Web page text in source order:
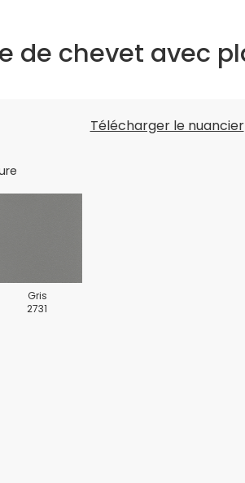
de chevet avec
Télécharger le nuancier
Gris
2731